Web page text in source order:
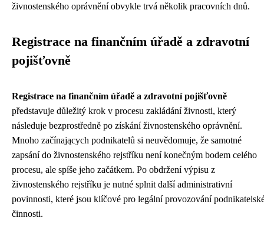
živnostenského oprávnění obvykle trvá několik pracovních dnů.
Registrace na finančním úřadě a zdravotní
pojišťovně
Registrace na finančním úřadě a zdravotní pojišťovně
představuje důležitý krok v procesu zakládání živnosti, který
následuje bezprostředně po získání živnostenského oprávnění.
Mnoho začínających podnikatelů si neuvědomuje, že samotné
zapsání do živnostenského rejstříku není konečným bodem celého
procesu, ale spíše jeho začátkem. Po obdržení výpisu z
živnostenského rejstříku je nutné splnit další administrativní
povinnosti, které jsou klíčové pro legální provozování
činnosti.